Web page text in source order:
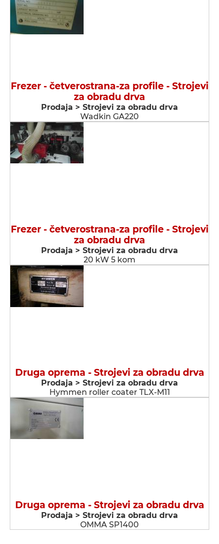
Frezer - četverostrana-za profile - Strojevi
za obradu drva
Prodaja > Strojevi za obradu drva
Wadkin GA220
Frezer - četverostrana-za profile - Strojevi
za obradu drva
Prodaja > Strojevi za obradu drva
20 kW 5 kom
Druga oprema - Strojevi za obradu drva
Prodaja > Strojevi za obradu drva
Hymmen roller coater TLX-M11
Druga oprema - Strojevi za obradu drva
Prodaja > Strojevi za obradu drva
OMMA SP1400